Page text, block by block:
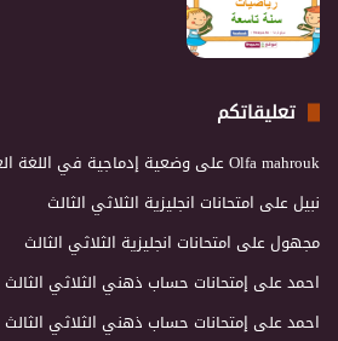
تعليقاتكم
Olfa mahroukعلى وضعية إدماجية في اللغة
نبيلعلى امتحانات انجليزية الثلاثي الثالث
مجهولعلى امتحانات انجليزية الثلاثي الثالث
احمدعلى إمتحانات حساب ذهني الثلاثي الثالث
احمدعلى إمتحانات حساب ذهني الثلاثي الثالث